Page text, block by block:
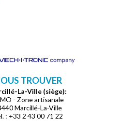
TROUVER
La-Ville (siège):
- Zone artisanale
Marcillé-La-Ville
: +33 2 43 00 71 22